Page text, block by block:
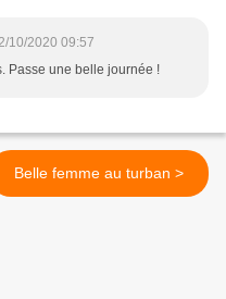
10/2020 09:57
Passe une belle journée !
Belle femme au turban >